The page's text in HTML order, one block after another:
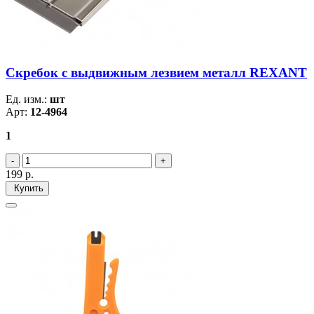
Скребок с выдвижным лезвием металл REXANT
Ед. изм.: шт
Арт: 12-4964
1
199 р.
Купить